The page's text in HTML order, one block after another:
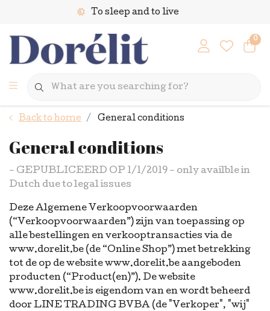
To sleep and to live
0
Back to home General conditions
General conditions
- GEPUBLICEERD OP 1/1/2019 - only availble in
Dutch due to legal issues
Deze Algemene Verkoopvoorwaarden
(“Verkoopvoorwaarden”) zijn van toepassing op
alle bestellingen en verkooptransacties via de
www.dorelit.be (de “Online Shop”) met betrekking
tot de op de website www.dorelit.be aangeboden
producten (“Product(en)”). De website
www.dorelit.be is eigendom van en wordt beheerd
door LINE TRADING BVBA (de "Verkoper", "wij"